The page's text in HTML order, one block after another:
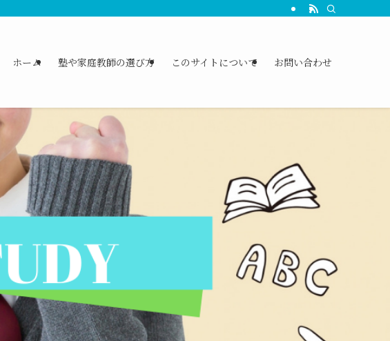
科の専門の先生に、5教科の勉強方法やコツも、たくさん教えていただいていますよ！保護者の方
ホーム 塾や家庭教師の選び方 このサイトについて お問い合わせ